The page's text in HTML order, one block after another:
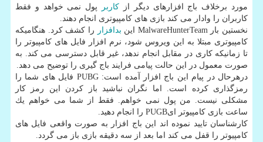
مورد برخلاف باج افزارهای دیگر از كاربر
پول نمی خواهد و فقط
كاربران را وادار می كند بازی های كامپیوتری انجام دهند.
نخستین بار MalwareHunterTeam این
بدافزار
را كشف كرد. هنگامیكه
كامپیوتری مبتلا به این ویروس شود، نرم افزار فایل های كامپیوتر را
تا زمانیكه كاری در مقابل انجام ندهد، غیر قابل دسترسی می كند. به
صورت معمول در این حالت پیامی فرایند باج گیری را توضیح می دهد.
درهرحال در پیام این باج افزار آمده است: PUBG فایل های شما را
رمزگذاری كرده است. اما نگران نباشید باز كردن این رمز كار
مشكلی نیست. من پول نمی خواهم. فقط از شما می خواهم یك
ساعت بازی كامپیوتر ایPUGB را انجام دهید.
كارشناسان تایید نموده اند این باج افزار به صورت واقعی فایل های
كامپیوتر را قفل می كند اما بعد از سه دقیقه بازی باز می گردد.